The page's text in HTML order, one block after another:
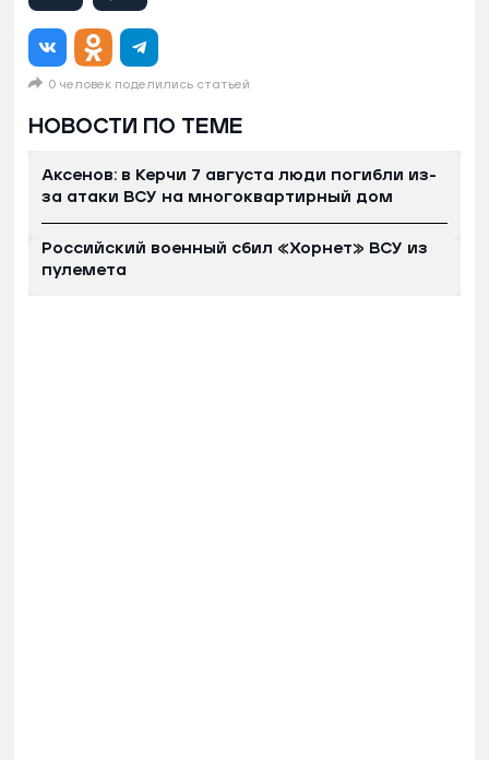
0 человек поделились статьей
НОВОСТИ ПО ТЕМЕ
Аксенов: в Керчи 7 августа люди погибли из-
за атаки ВСУ на многоквартирный дом
Российский военный сбил «Хорнет» ВСУ из
пулемета